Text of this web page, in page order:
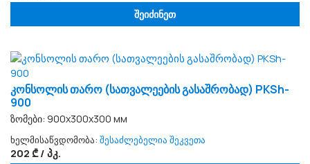
შეიძინეთ
კონსოლის თარო (სათვალეების გასაშრობად) PKSh-
900
ზომები: 900х300х300 мм
ხელმისაწვდომობა: შესაძლებელია შეკვეთა
202 ₾ / პკ.